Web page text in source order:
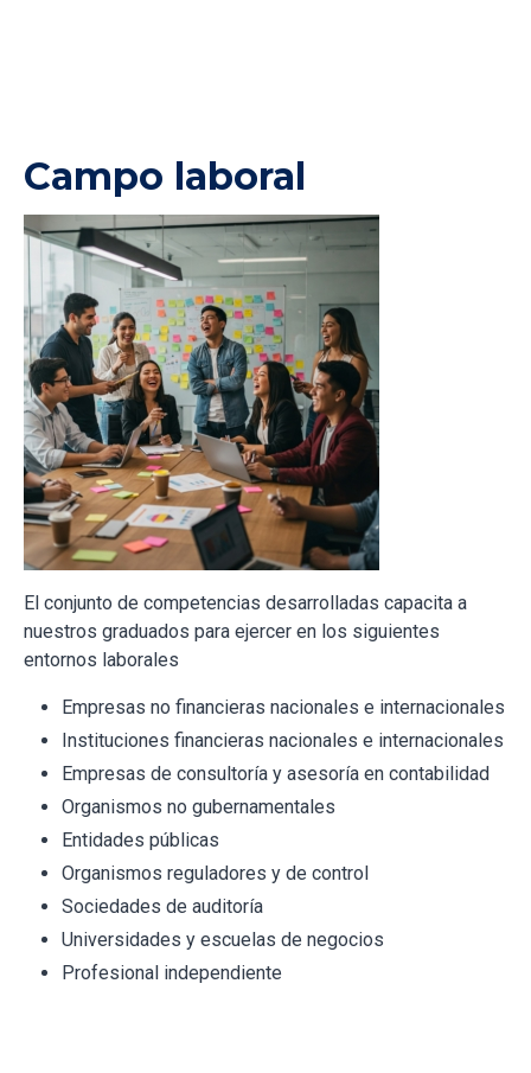
Campo laboral
El conjunto de competencias desarrolladas capacita a
nuestros graduados para ejercer en los siguientes
entornos laborales
Empresas no financieras nacionales e internacionales
Instituciones financieras nacionales e internacionales
Empresas de consultoría y asesoría en contabilidad
Organismos no gubernamentales
Entidades públicas
Organismos reguladores y de control
Sociedades de auditoría
Universidades y escuelas de negocios
Profesional independiente